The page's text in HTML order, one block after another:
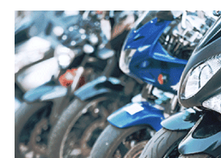
3.セミナー募集サイトから取得し
各種セミナーの案内、開催のため
上記に係る連絡・手続き・管理等付
4.家族・友達紹介にて取得した個
被紹介者への連絡、及び当社と取引
けている保険会社・提携会社の保険
供し、金融商品等の契約を勧奨する